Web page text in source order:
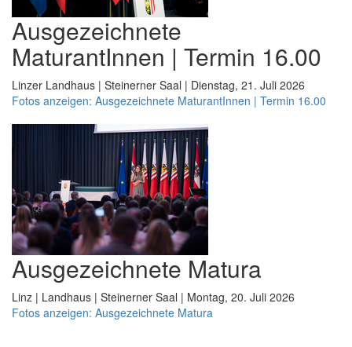
Ausgezeichnete
MaturantInnen | Termin 16.00
Linzer Landhaus | Steinerner Saal | Dienstag, 21. Juli 2026
Fotos anzeigen: Ausgezeichnete MaturantInnen | Termin 16.00
Ausgezeichnete Matura
Linz | Landhaus | Steinerner Saal | Montag, 20. Juli 2026
Fotos anzeigen: Ausgezeichnete Matura